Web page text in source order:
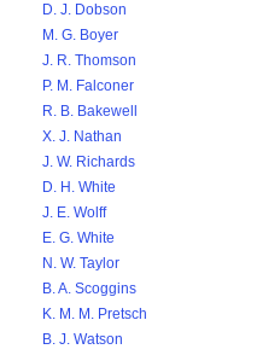
D. J. Dobson
M. G. Boyer
J. R. Thomson
P. M. Falconer
R. B. Bakewell
X. J. Nathan
J. W. Richards
D. H. White
J. E. Wolff
E. G. White
N. W. Taylor
B. A. Scoggins
K. M. M. Pretsch
B. J. Watson